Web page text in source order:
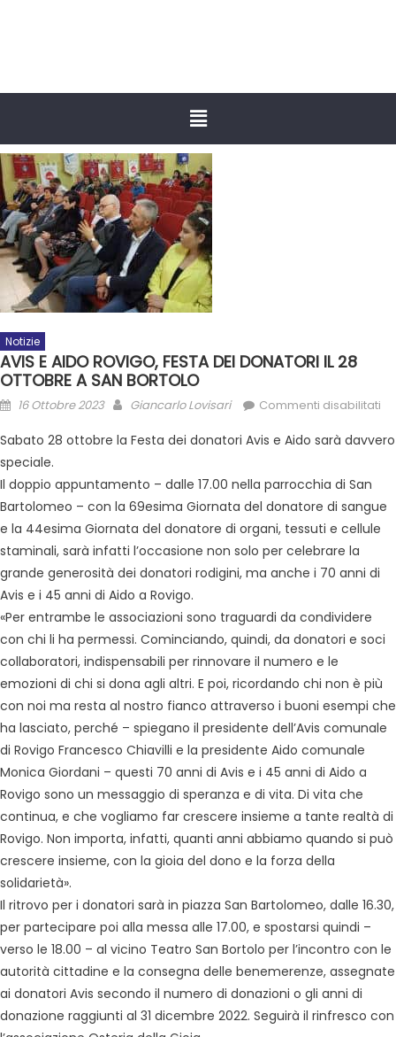
Notizie
AVIS E AIDO ROVIGO, FESTA DEI DONATORI IL 28
OTTOBRE A SAN BORTOLO
16 Ottobre 2023 Giancarlo Lovisari Commenti disabilitati
Sabato 28 ottobre la Festa dei donatori Avis e Aido sarà davvero
speciale.
Il doppio appuntamento – dalle 17.00 nella parrocchia di San
Bartolomeo – con la 69esima Giornata del donatore di sangue
e la 44esima Giornata del donatore di organi, tessuti e cellule
staminali, sarà infatti l’occasione non solo per celebrare la
grande generosità dei donatori rodigini, ma anche i 70 anni di
Avis e i 45 anni di Aido a Rovigo.
«Per entrambe le associazioni sono traguardi da condividere
con chi li ha permessi. Cominciando, quindi, da donatori e soci
collaboratori, indispensabili per rinnovare il numero e le
emozioni di chi si dona agli altri. E poi, ricordando chi non è più
con noi ma resta al nostro fianco attraverso i buoni esempi che
ha lasciato, perché – spiegano il presidente dell’Avis comunale
di Rovigo Francesco Chiavilli e la presidente Aido comunale
Monica Giordani – questi 70 anni di Avis e i 45 anni di Aido a
Rovigo sono un messaggio di speranza e di vita. Di vita che
continua, e che vogliamo far crescere insieme a tante realtà di
Rovigo. Non importa, infatti, quanti anni abbiamo quando si può
crescere insieme, con la gioia del dono e la forza della
solidarietà».
Il ritrovo per i donatori sarà in piazza San Bartolomeo, dalle 16.30,
per partecipare poi alla messa alle 17.00, e spostarsi quindi –
verso le 18.00 – al vicino Teatro San Bortolo per l’incontro con le
autorità cittadine e la consegna delle benemerenze, assegnate
ai donatori Avis secondo il numero di donazioni o gli anni di
donazione raggiunti al 31 dicembre 2022. Seguirà il rinfresco con